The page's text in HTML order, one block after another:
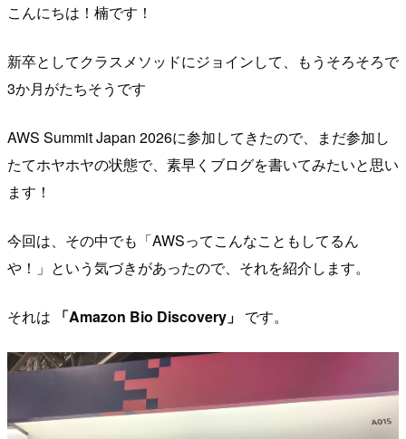
こんにちは！楠です！
新卒としてクラスメソッドにジョインして、もうそろそろで
3か月がたちそうです
AWS Summit Japan 2026に参加してきたので、まだ参加し
たてホヤホヤの状態で、素早くブログを書いてみたいと思い
ます！
今回は、その中でも「AWSってこんなこともしてるん
や！」という気づきがあったので、それを紹介します。
それは 「Amazon Bio Discovery」 です。